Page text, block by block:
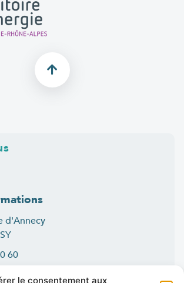
le consentement aux
d'Annecy
60
9h-12h et 14h-16h30